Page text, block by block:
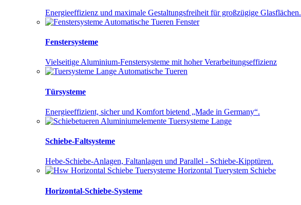
Energieeffizienz und maximale Gestaltungsfreiheit für großzügige Glasflächen.
Fenstersysteme
Vielseitige Aluminium-Fenstersysteme mit hoher Verarbeitungseffizienz
Türsysteme
Energieeffizient, sicher und Komfort bietend „Made in Germany“.
Schiebe-Faltsysteme
Hebe-Schiebe-Anlagen, Faltanlagen und Parallel - Schiebe-Kipptüren.
Horizontal-Schiebe-Systeme